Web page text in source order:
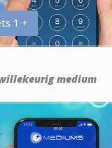
1 +
medium